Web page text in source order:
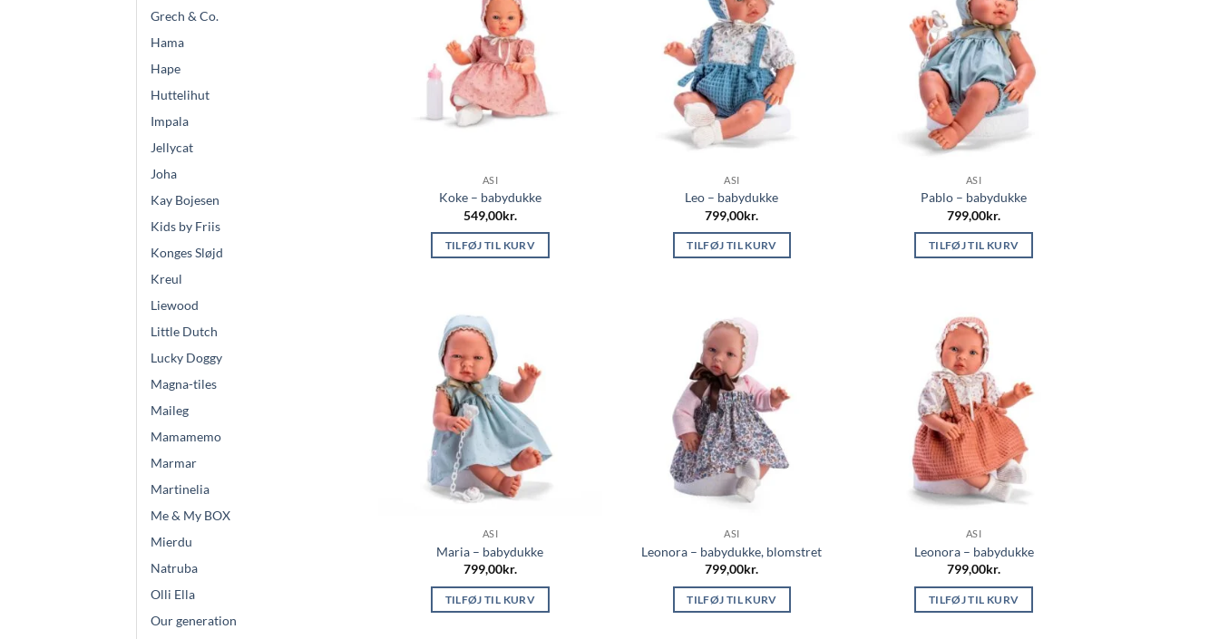
Grech & Co.
Hama
Hape
Huttelihut
Impala
Jellycat
Joha
Kay Bojesen
Kids by Friis
Konges Sløjd
Kreul
Liewood
Little Dutch
Lucky Doggy
Magna-tiles
Maileg
Mamamemo
Marmar
Martinelia
Me & My BOX
Mierdu
Natruba
Olli Ella
Our generation
ASI
Koke – babydukke
549,00kr.
TILFØJ TIL KURV
ASI
Leo – babydukke
799,00kr.
TILFØJ TIL KURV
ASI
Pablo – babydukke
799,00kr.
TILFØJ TIL KURV
ASI
Maria – babydukke
799,00kr.
TILFØJ TIL KURV
ASI
Leonora – babydukke, blomstret
799,00kr.
TILFØJ TIL KURV
ASI
Leonora – babydukke
799,00kr.
TILFØJ TIL KURV